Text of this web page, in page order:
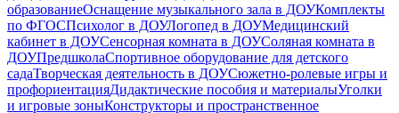
образованиеОснащение музыкального зала в ДОУКомплекты
по ФГОСПсихолог в ДОУЛогопед в ДОУМедицинский
кабинет в ДОУСенсорная комната в ДОУСоляная комната в
ДОУПредшколаСпортивное оборудование для детского
садаТворческая деятельность в ДОУСюжетно-ролевые игры и
профориентацияДидактические пособия и материалыУголки
и игровые зоныКонструкторы и пространственное